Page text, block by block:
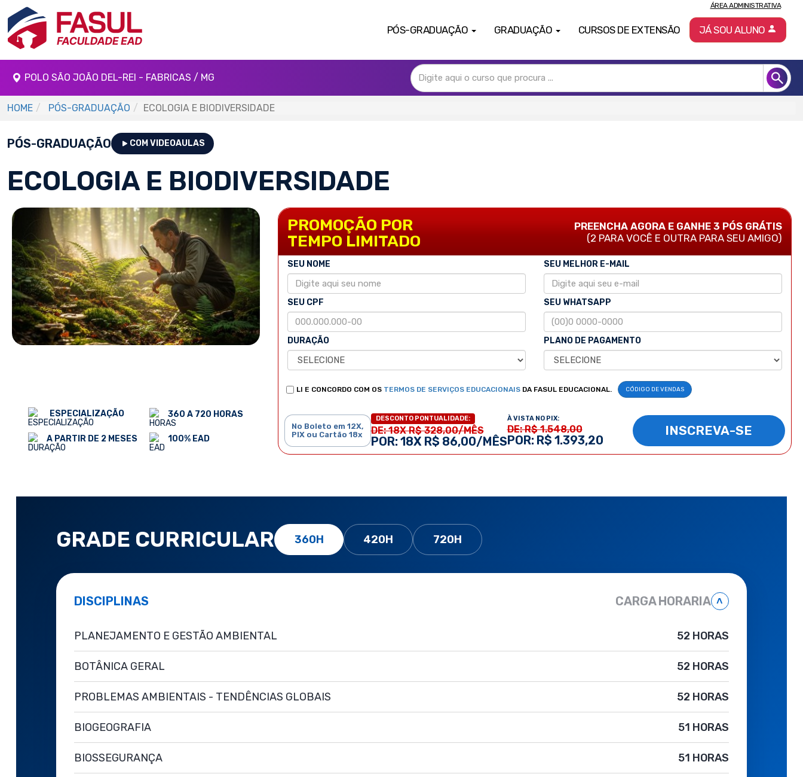
PÓS-GRADUAÇÃO GRADUAÇÃO CURSOS DE EXTENSÃO
ÁREA ADMINISTRATIVA
JÁ SOU ALUNO
POLO SÃO JOÃO DEL-REI - FABRICAS / MG
HOME PÓS-GRADUAÇÃO ECOLOGIA E BIODIVERSIDADE
PÓS-GRADUAÇÃO COM VIDEOAULAS
ECOLOGIA E BIODIVERSIDADE
ESPECIALIZAÇÃO
A PARTIR DE 2 MESES
360 A 720 HORAS
100% EAD
PROMOÇÃO POR
TEMPO LIMITADO
PREENCHA AGORA E GANHE 3 PÓS GRÁTIS
(2 PARA VOCÊ E OUTRA PARA SEU AMIGO)
SEU NOME
SEU CPF
SEU MELHOR E-MAIL
SEU WHATSAPP
DURAÇÃO PLANO DE PAGAMENTO
LI E CONCORDO COM OS TERMOS DE SERVIÇOS EDUCACIONAISDA FASUL EDUCACIONAL. CÓDIGO DE VENDAS
No Boleto em 12X,
PIX ou Cartão 18x
DESCONTO PONTUALIDADE:
DE: 18X R$ 328,00/MÊS
POR: 18X R$ 86,00/MÊS
À VISTA NO PIX:
DE: R$ 1.548,00
POR: R$ 1.393,20
INSCREVA-SE
GRADE CURRICULAR 360H 420H 720H
DISCIPLINAS CARGA HORARIA ˄
PLANEJAMENTO E GESTÃO AMBIENTAL 52 HORAS
BOTÂNICA GERAL 52 HORAS
PROBLEMAS AMBIENTAIS - TENDÊNCIAS GLOBAIS 52 HORAS
BIOGEOGRAFIA 51 HORAS
BIOSSEGURANÇA 51 HORAS